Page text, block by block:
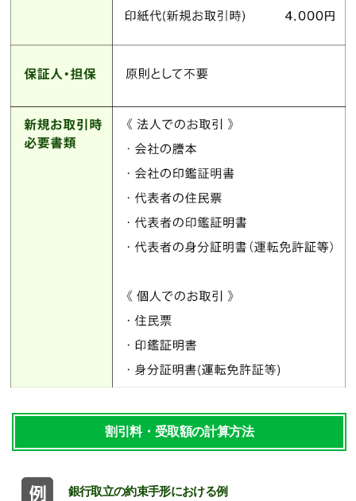
割引料・受取額の計算方法
銀行取立の約束手形における例